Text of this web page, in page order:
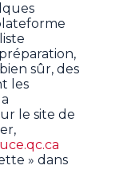
sûr, des
les
le site de
» dans